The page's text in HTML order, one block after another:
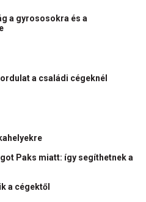
a gyrososokra és a
a családi cégeknél
Paks miatt: így segíthetnek a
a cégektől